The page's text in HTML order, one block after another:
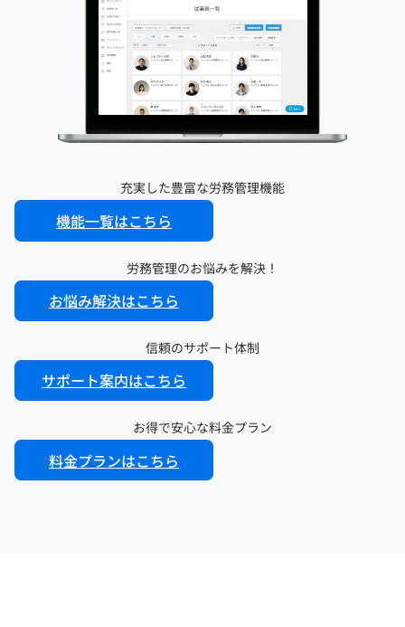
充実した豊富な労務管理機能
機能一覧はこちら
労務管理のお悩みを解決！
お悩み解決はこちら
信頼のサポート体制
サポート案内はこちら
お得で安心な料金プラン
料金プランはこちら